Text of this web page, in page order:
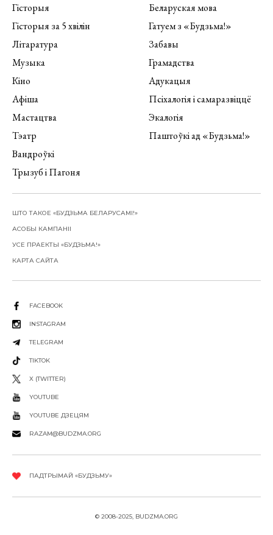
Гісторыя
Гісторыя за 5 хвілін
Літаратура
Музыка
Кіно
Афіша
Мастацтва
Тэатр
Вандроўкі
Трызуб і Пагоня
Беларуская мова
Гатуем з «Будзьма!»
Забавы
Грамадства
Адукацыя
Псіхалогія і самаразвіццё
Экалогія
Паштоўкі ад «Будзьма!»
ШТО ТАКОЕ «БУДЗЬМА БЕЛАРУСАМІ!»
АСОБЫ КАМПАНІІ
УСЕ ПРАЕКТЫ «БУДЗЬМА!»
КАРТА САЙТА
FACEBOOK
INSTAGRAM
TELEGRAM
TIKTOK
X (TWITTER)
YOUTUBE
YOUTUBE ДЗЕЦЯМ
RAZAM@BUDZMA.ORG
ПАДТРЫМАЙ «БУДЗЬМУ»
© 2008-2025, BUDZMA.ORG